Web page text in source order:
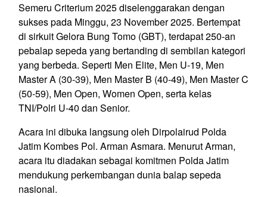
Semeru Criterium 2025 diselenggarakan dengan
sukses pada Minggu, 23 November 2025. Bertempat
di sirkuit Gelora Bung Tomo (GBT), terdapat 250-an
pebalap sepeda yang bertanding di sembilan kategori
yang berbeda. Seperti Men Elite, Men U-19, Men
Master A (30-39), Men Master B (40-49), Men Master C
(50-59), Men Open, Women Open, serta kelas
TNI/Polri U-40 dan Senior.
Acara ini dibuka langsung oleh Dirpolairud Polda
Jatim Kombes Pol. Arman Asmara. Menurut Arman,
acara itu diadakan sebagai komitmen Polda Jatim
mendukung perkembangan dunia balap sepeda
nasional.